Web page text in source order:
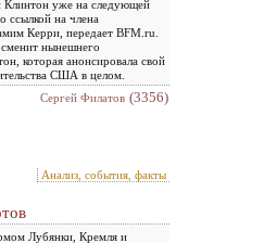
Клинтон уже на следующей
ссылкой на члена
Керри, передает BFM.ru.
нынешнего
которая анонсировала свой
США в целом.
Сергей Филатов (3356)
Анализ, события, факты
Лубянки, Кремля и